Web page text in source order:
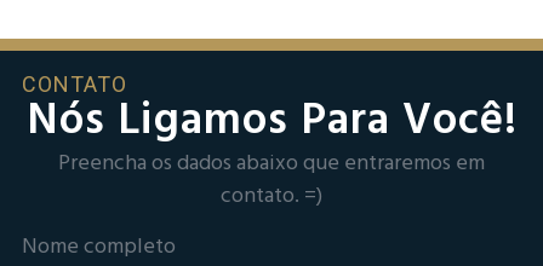
CONTATO
Nós Ligamos Para Você!
Preencha os dados abaixo que entraremos em
contato. =)
Nome completo